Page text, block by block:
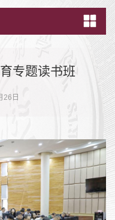
专题读书班
26日